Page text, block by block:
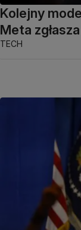
Kolejny
Meta
TECH